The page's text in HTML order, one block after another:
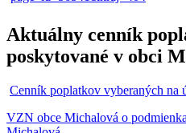
Aktuálny cenník
poskytované v obci
Cenník poplatkov vyberaných na
VZN obce Michalová o